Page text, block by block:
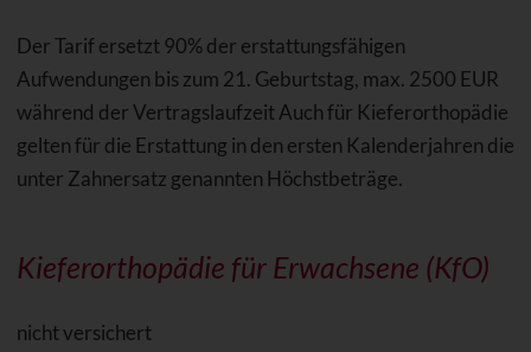
Der Tarif ersetzt 90% der erstattungsfähigen
Aufwendungen bis zum 21. Geburtstag, max. 2500 EUR
während der Vertragslaufzeit Auch für Kieferorthopädie
gelten für die Erstattung in den ersten Kalenderjahren die
unter Zahnersatz genannten Höchstbeträge.
Kieferorthopädie für Erwachsene (KfO)
nicht versichert